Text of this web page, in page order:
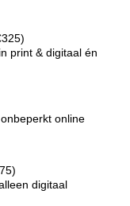
print & digitaal én
online
digitaal